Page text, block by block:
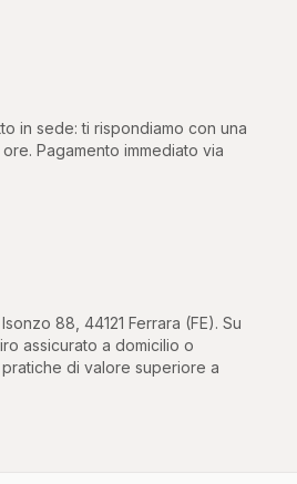
in sede: ti rispondiamo con una
Pagamento immediato via
88, 44121 Ferrara (FE). Su
assicurato a domicilio o
di valore superiore a